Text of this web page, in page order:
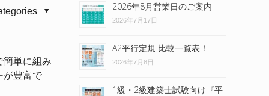
簡単に組み
が豊富で
2026年8月営業日のご案内
2026年7月17日
A2平行定規 比較一覧表！
2026年7月8日
1級・2級建築士試験向け『平